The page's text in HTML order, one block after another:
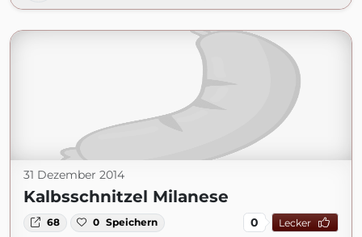
31 Dezember 2014
Kalbsschnitzel Milanese
68 0 Speichern 0 Lecker